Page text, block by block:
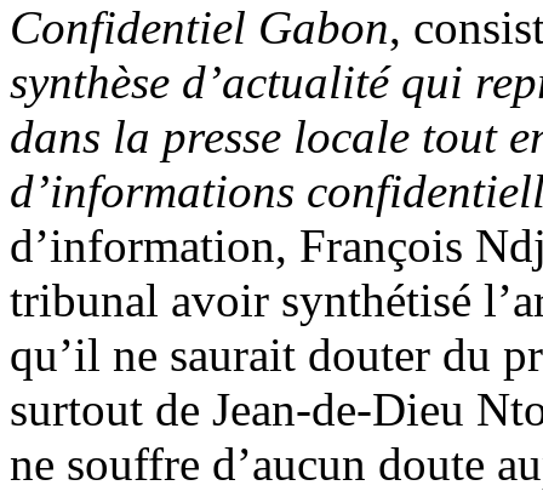
Confidentiel Gabon,
synthèse d’actualité qui
dans la presse locale tout
d’informations
d’information, François
tribunal avoir synthétisé
qu’il ne saurait douter du
surtout de Jean-de-Dieu
ne souffre d’aucun doute